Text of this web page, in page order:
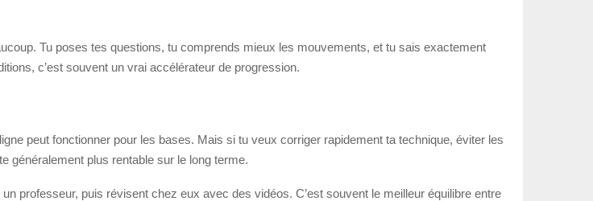
Tu poses tes questions, tu comprends mieux les mouvements, et tu sais exactement
c’est souvent un vrai accélérateur de progression.
peut fonctionner pour les bases. Mais si tu veux corriger rapidement ta technique, éviter les
généralement plus rentable sur le long terme.
professeur, puis révisent chez eux avec des vidéos. C’est souvent le meilleur équilibre entre